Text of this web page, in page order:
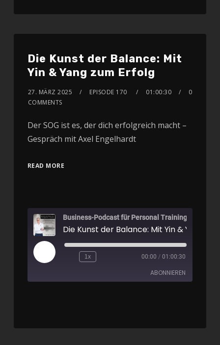
Die Kunst der Balance: Mit
Yin & Yang zum Erfolg
27. MÄRZ 2025 EPISODE 170 01:00:30
0
COMMENTS
Der SOG ist es, der dich erfolgreich macht –
Gespräch mit Axel Engelhardt
READ MORE
Business-Podcast für Personal Training
1x 00:00 / 01:00:30
ABONNIEREN